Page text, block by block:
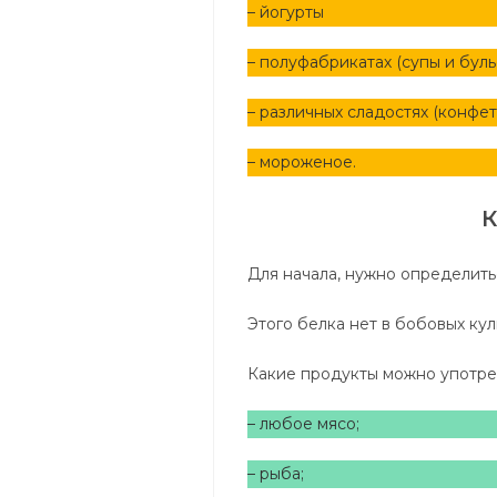
– йогурты
– полуфабрикатах (супы и
– различных сладостях
– мороженое.
Для начала, нужно
Этого белка нет в бобовых
Какие продукты можно
– любое мясо;
– рыба;